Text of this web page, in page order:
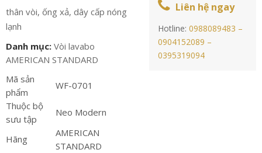
thân vòi, ống xả, dây cấp nóng
lạnh
Danh mục: Vòi lavabo
AMERICAN STANDARD
Mã sản
phẩm
WF-0701
Thuộc bộ
sưu tập
Neo Modern
Hãng
AMERICAN
STANDARD
Liên hệ ngay
Hotline:0988089483 –
0904152089 –
0395319094